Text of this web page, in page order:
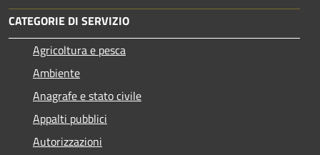
CATEGORIE DI SERVIZIO
Agricoltura e pesca
Ambiente
Anagrafe e stato civile
Appalti pubblici
Autorizzazioni